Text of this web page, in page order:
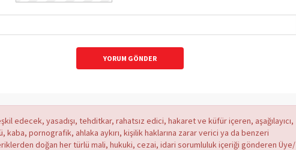
YORUM GÖNDER
edecek, yasadışı, tehditkar, rahatsız edici, hakaret ve küfür içeren, aşağılayıcı,
kaba, pornografik, ahlaka aykırı, kişilik haklarına zarar verici ya da benzeri
doğan her türlü mali, hukuki, cezai, idari sorumluluk içeriği gönderen Üye/